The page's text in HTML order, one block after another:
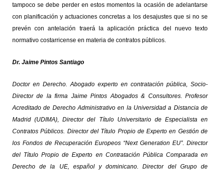
tampoco se debe perder en estos momentos la ocasión de adelantarse
con planificación y actuaciones concretas a los desajustes que si no se
prevén con antelación traerá la aplicación práctica del nuevo texto
normativo costarricense en materia de contratos públicos.
Dr. Jaime Pintos Santiago
Doctor en Derecho. Abogado experto en contratación pública, Socio-
Director de la firma Jaime Pintos Abogados & Consultores. Profesor
Acreditado de Derecho Administrativo en la Universidad a Distancia de
Madrid (UDIMA), Director del Título Universitario de Especialista en
Contratos Públicos. Director del Título Propio de Experto en Gestión de
los Fondos de Recuperación Europeos “Next Generation EU”. Director
del Título Propio de Experto en Contratación Pública Comparada en
Derecho de la UE, español y dominicano. Director del Grupo de